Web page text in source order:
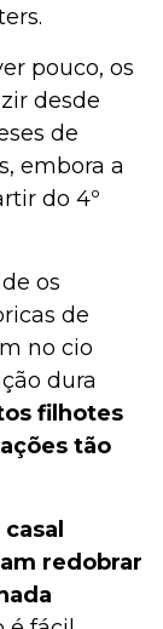
pouco, os
desde
de
embora a
do 4º
os
de
no cio
dura
filhotes
tão
redobrar